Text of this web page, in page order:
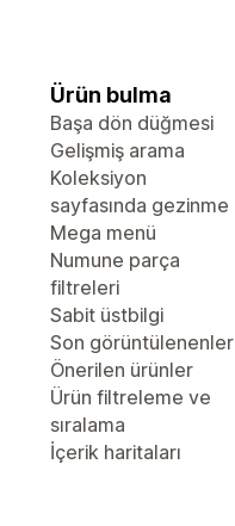
Ürün bulma
Başa dön düğmesi
Gelişmiş arama
Koleksiyon
sayfasında gezinme
Mega menü
Numune parça
filtreleri
Sabit üstbilgi
Son görüntülenenler
Önerilen ürünler
Ürün filtreleme ve
sıralama
İçerik haritaları